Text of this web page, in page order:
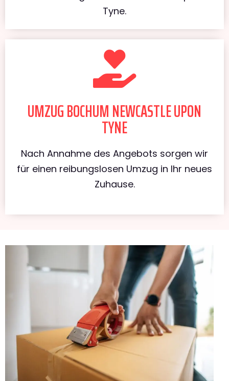
Tyne.
UMZUG BOCHUM NEWCASTLE UPON
TYNE
Nach Annahme des Angebots sorgen wir
für einen reibungslosen Umzug in Ihr neues
Zuhause.